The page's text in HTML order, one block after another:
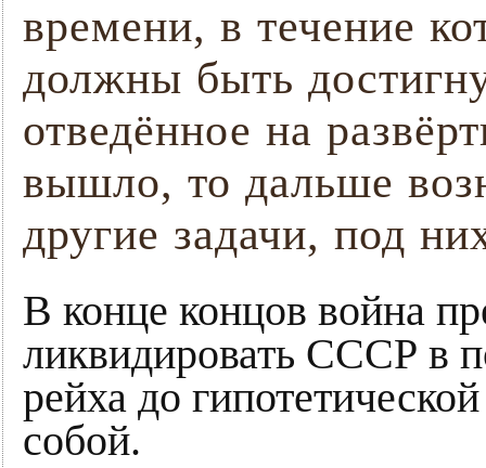
времени, в течение
должны быть
отведённое на
вышло, то дальше
другие задачи, под
В конце концов война
ликвидировать СССР в
рейха до
собой.